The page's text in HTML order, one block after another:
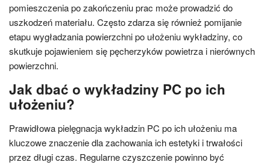
pomieszczenia po zakończeniu prac może prowadzić do
uszkodzeń materiału. Często zdarza się również pomijanie
etapu wygładzania powierzchni po ułożeniu wykładziny, co
skutkuje pojawieniem się pęcherzyków powietrza i nierównych
powierzchni.
Jak dbać o wykładziny PC po ich
ułożeniu?
Prawidłowa pielęgnacja wykładzin PC po ich ułożeniu ma
kluczowe znaczenie dla zachowania ich estetyki i trwałości
przez długi czas. Regularne czyszczenie powinno być